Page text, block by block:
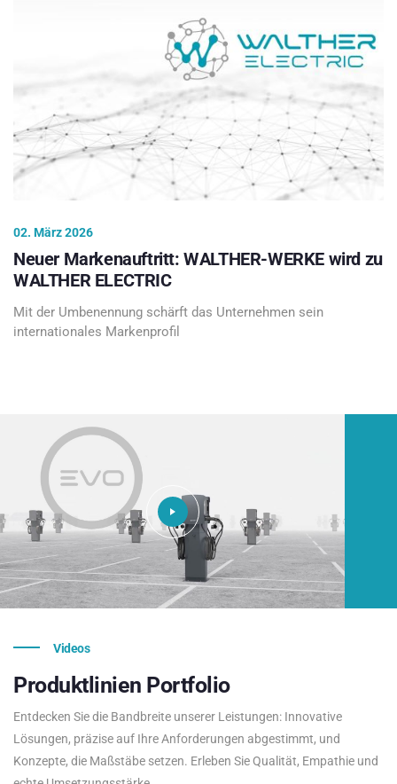
02. März 2026
Neuer Markenauftritt: WALTHER-WERKE wird zu
WALTHER ELECTRIC
Mit der Umbenennung schärft das Unternehmen sein
internationales Markenprofil
Videos
Produktlinien Portfolio
Entdecken Sie die Bandbreite unserer Leistungen: Innovative
Lösungen, präzise auf Ihre Anforderungen abgestimmt, und
Konzepte, die Maßstäbe setzen. Erleben Sie Qualität, Empathie und